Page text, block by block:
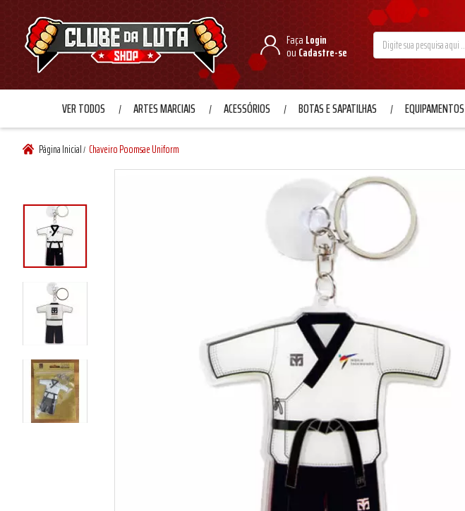
Faça Login
ou Cadastre-se
VER TODOS ARTES MARCIAIS ACESSÓRIOS BOTAS E SAPATILHAS EQUIPAMENTOS
Página Inicial/ Chaveiro Poomsae Uniform